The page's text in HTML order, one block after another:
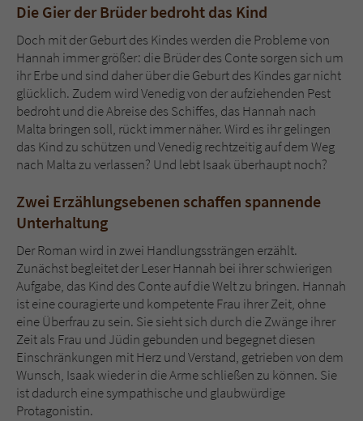
Die Gier der Brüder bedroht das Kind
Doch mit der Geburt des Kindes werden die Probleme von
Hannah immer größer: die Brüder des Conte sorgen sich um
ihr Erbe und sind daher über die Geburt des Kindes gar nicht
glücklich. Zudem wird Venedig von der aufziehenden Pest
bedroht und die Abreise des Schiffes, das Hannah nach
Malta bringen soll, rückt immer näher. Wird es ihr gelingen
das Kind zu schützen und Venedig rechtzeitig auf dem Weg
nach Malta zu verlassen? Und lebt Isaak überhaupt noch?
Zwei Erzählungsebenen schaffen spannende
Unterhaltung
Der Roman wird in zwei Handlungssträngen erzählt.
Zunächst begleitet der Leser Hannah bei ihrer schwierigen
Aufgabe, das Kind des Conte auf die Welt zu bringen. Hannah
ist eine couragierte und kompetente Frau ihrer Zeit, ohne
eine Überfrau zu sein. Sie sieht sich durch die Zwänge ihrer
Zeit als Frau und Jüdin gebunden und begegnet diesen
Einschränkungen mit Herz und Verstand, getrieben von dem
Wunsch, Isaak wieder in die Arme schließen zu können. Sie
ist dadurch eine sympathische und glaubwürdige
Protagonistin.